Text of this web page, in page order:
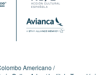
Americano